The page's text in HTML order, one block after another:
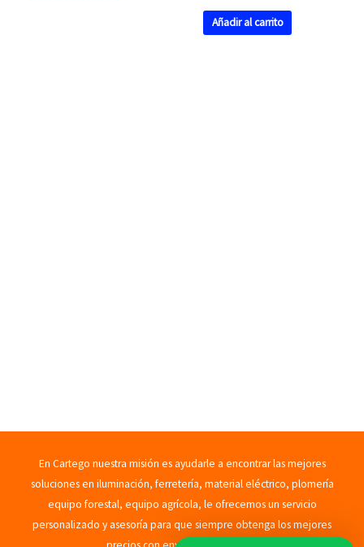
Añadir al carrito
En Cartego nuestra misión es ayudarle a encontrar las mejores
soluciones en iluminación, ferretería, material eléctrico, plomería
equipo forestal, equipo agrícola, le ofrecemos un servicio
personalizado y asesoría para que siempre obtenga los mejores